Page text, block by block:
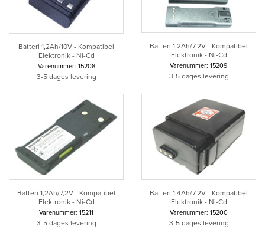
Batteri 1,2Ah/10V - Kompatibel
Elektronik - Ni-Cd
Varenummer: 15208
3-5 dages levering
Batteri 1,2Ah/7,2V - Kompatibel
Elektronik - Ni-Cd
Varenummer: 15209
3-5 dages levering
Batteri 1,2Ah/7,2V - Kompatibel
Elektronik - Ni-Cd
Varenummer: 15211
3-5 dages levering
Batteri 1,4Ah/7,2V - Kompatibel
Elektronik - Ni-Cd
Varenummer: 15200
3-5 dages levering